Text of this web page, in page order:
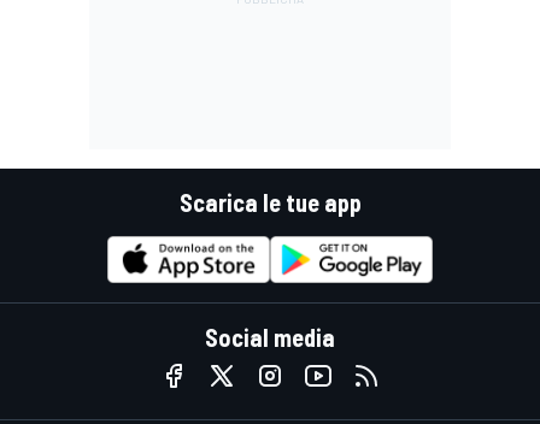
Scarica le tue app
Social media